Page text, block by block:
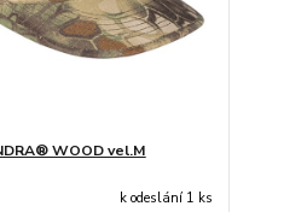
WOOD vel.M
k odeslání 1 ks